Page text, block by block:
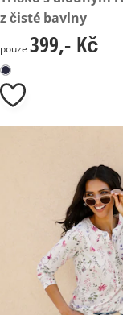
z čisté bavlny
399,- Kč
pouze 399,- Kč